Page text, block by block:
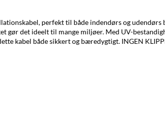
perfekt til både indendørs og udendørs
gør det ideelt til mange miljøer. Med UV-
kabel både sikkert og bæredygtigt. INGEN